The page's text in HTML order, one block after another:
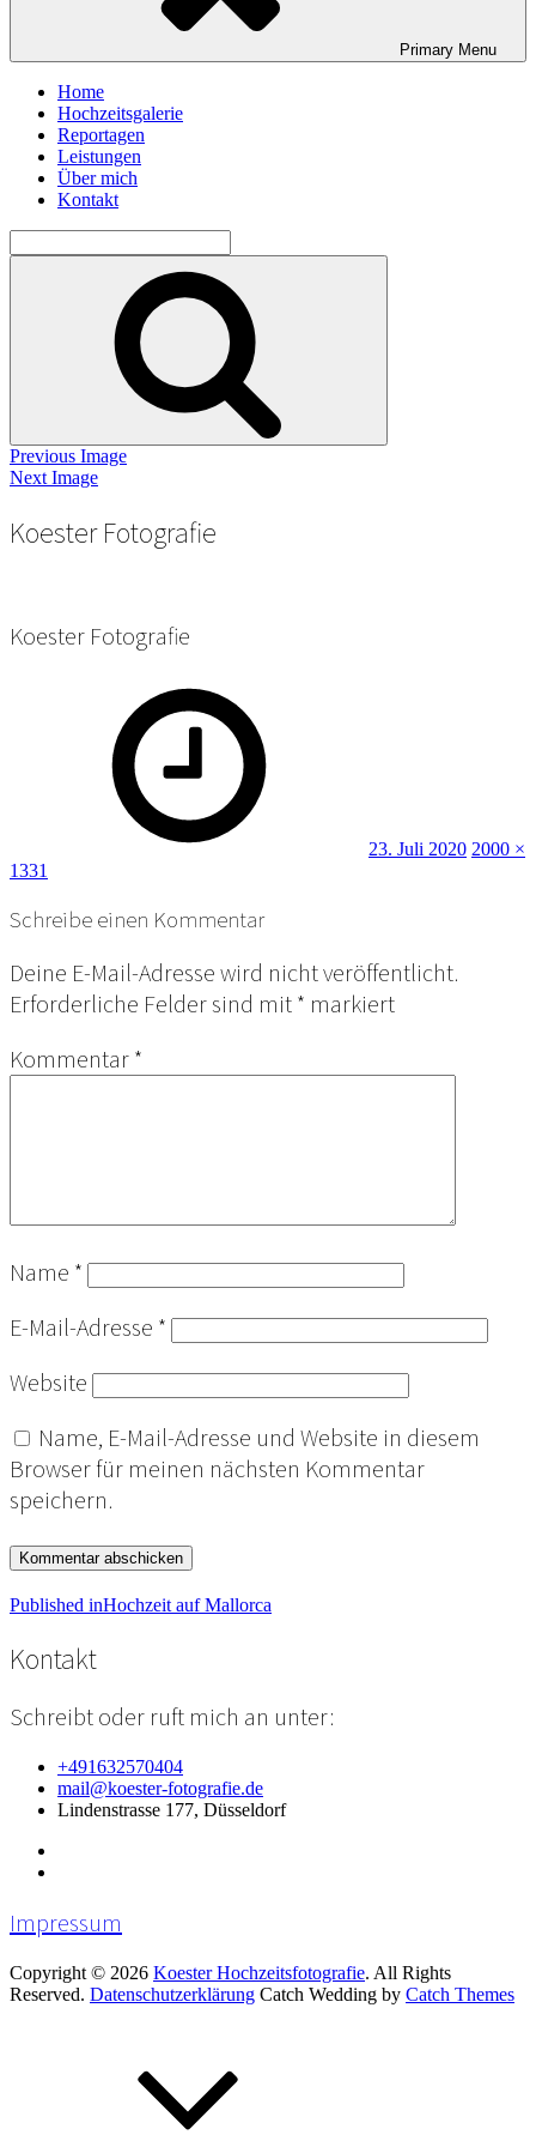
Primary Menu
Home
Hochzeitsgalerie
Reportagen
Leistungen
Über mich
Kontakt
for:
Previous Image
Next Image
Koester Fotografie
Koester Fotografie
23. Juli 2020 2000 ×
1331
Schreibe einen Kommentar
Deine E-Mail-Adresse wird nicht veröffentlicht.
Erforderliche Felder sind mit* markiert
Kommentar*
Name *
E-Mail-Adresse *
Website
Name, E-Mail-Adresse und Website in diesem
Browser für meinen nächsten Kommentar
speichern.
Beitragsnavigation
Published inHochzeit auf Mallorca
Kontakt
Schreibt oder ruft mich an unter:
+491632570404
mail@koester-fotografie.de
Lindenstrasse 177, Düsseldorf
Impressum
Copyright © 2026 Koester Hochzeitsfotografie. All Rights
Reserved. Datenschutzerklärung Catch Wedding by Catch Themes